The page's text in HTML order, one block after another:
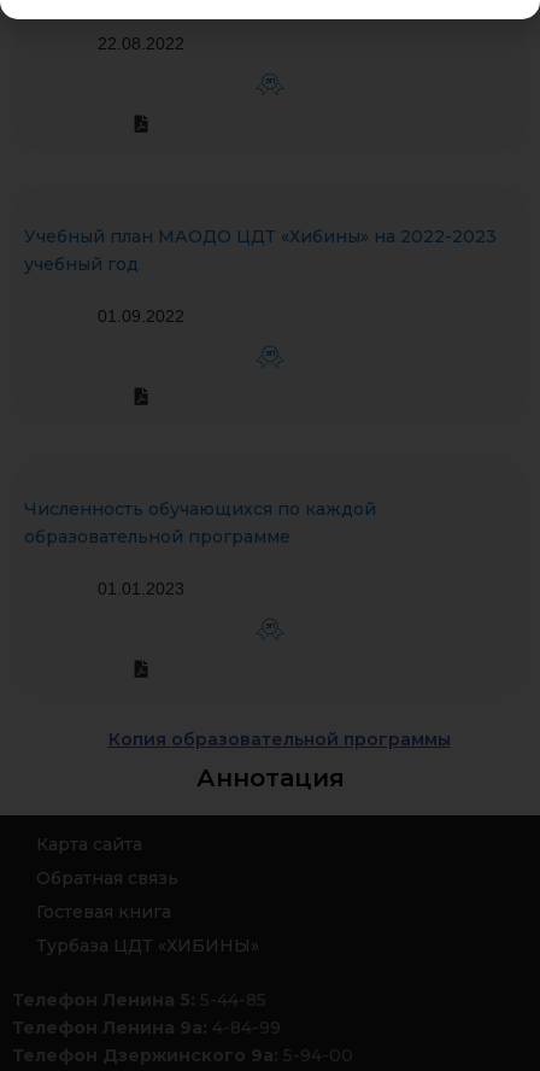
22.08.2022
ЭП
Учебный план МАОДО ЦДТ «Хибины» на 2022-2023
учебный год
01.09.2022
ЭП
Численность обучающихся по каждой
образовательной программе
01.01.2023
ЭП
Копия образовательной программы
Аннотация
Карта сайта
Обратная связь
Гостевая книга
Турбаза ЦДТ «ХИБИНЫ»
Телефон Ленина 5: 5-44-85
Телефон Ленина 9а: 4-84-99
Телефон Дзержинского 9а: 5-94-00